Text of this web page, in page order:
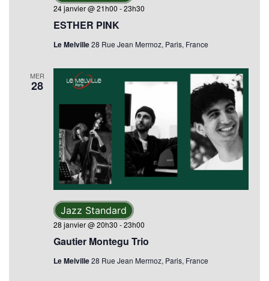
ESTHER PINK
24 janvier @ 21h00 -23h30
Le Melville28 Rue Jean Mermoz, Paris, France
MER
28
Gautier Montegu Trio
28 janvier @ 20h30 -23h00
Jazz Standard
Le Melville28 Rue Jean Mermoz, Paris, France